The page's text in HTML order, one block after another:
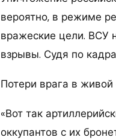
вероятно, в режиме
вражеские цели. ВСУ
взрывы. Судя по
Потери врага в живой
«Вот так
оккупантов с их